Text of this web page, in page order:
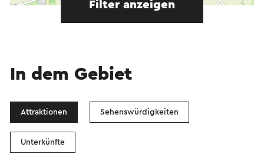
Filter anzeigen
In dem Gebiet
Attraktionen Sehenswürdigkeiten
Unterkünfte